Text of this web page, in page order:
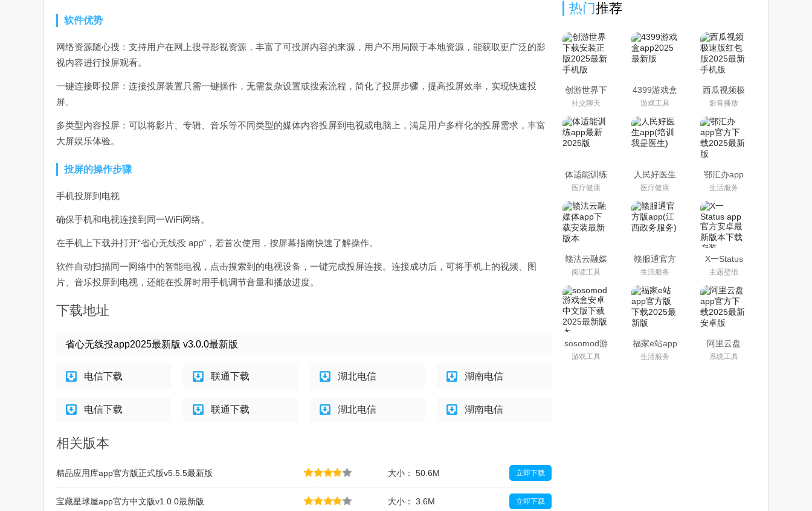
软件优势
网络资源随心搜：支持用户在网上搜寻影视资源，丰富了可投屏内容的来源，用户不用局限于本地资源，能获取更广泛的影
视内容进行投屏观看。
一键连接即投屏：连接投屏装置只需一键操作，无需复杂设置或搜索流程，简化了投屏步骤，提高投屏效率，实现快速投
屏。
多类型内容投屏：可以将影片、专辑、音乐等不同类型的媒体内容投屏到电视或电脑上，满足用户多样化的投屏需求，丰富
大屏娱乐体验。
投屏的操作步骤
手机投屏到电视
确保手机和电视连接到同一WiFi网络。
在手机上下载并打开“省心无线投 app”，若首次使用，按屏幕指南快速了解操作。
软件自动扫描同一网络中的智能电视，点击搜索到的电视设备，一键完成投屏连接。连接成功后，可将手机上的视频、图
片、音乐投屏到电视，还能在投屏时用手机调节音量和播放进度。
下载地址
省心无线投app2025最新版 v3.0.0最新版
电信下载 联通下载 湖北电信 湖南电信
电信下载 联通下载 湖北电信 湖南电信
相关版本
精品应用库app官方版正式版v5.5.5最新版 大小： 50.6M 立即下载
宝藏星球屋app官方中文版v1.0.0最新版 大小： 3.6M 立即下载
热门推荐
创游世界下
载安装正版
2025最新手
机版
社交聊天
4399游戏盒
app2025最
新版
游戏工具
西瓜视频极
速版红包版
2025最新手
机版
影音播放
体适能训练
app最新
2025版
医疗健康
人民好医生
app(培训我
是医生)
医疗健康
鄂汇办app
官方下载
2025最新版
生活服务
赣法云融媒
体app下载
安装最新版
本
阅读工具
赣服通官方
版app(江西
政务服务)
生活服务
X一Status
app官方安
卓最新版本
下载安装
主题壁纸
sosomod游
戏盒安卓中
文版下载
游戏工具
福家e站app
官方版下载
2025最新版
生活服务
阿里云盘
app官方下
载2025最新
系统工具